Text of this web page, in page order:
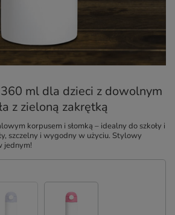
ml dla dzieci z dowolnym
z zieloną zakrętką
korpusem i słomką – idealny do szkoły i
szczelny i wygodny w użyciu. Stylowy
jednym!